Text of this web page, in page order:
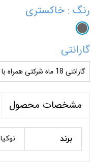
رنگ : خاکستری
گارانتی
گارانتی 18 ماه شرکتی همراه با کد رجیستری
مشخصات محصول
برند نوکیا Nokia